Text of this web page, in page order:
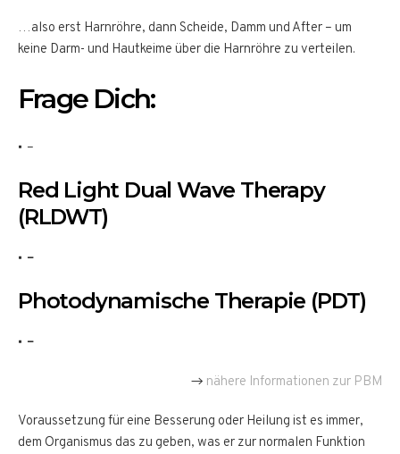
…also erst Harnröhre, dann Scheide, Damm und After – um
keine Darm- und Hautkeime über die Harnröhre zu verteilen.
Frage Dich:
–
Red Light Dual Wave Therapy
(RLDWT)
–
Photodynamische Therapie (PDT)
–
→ nähere Informationen zur PBM
Voraussetzung für eine Besserung oder Heilung ist es immer,
dem Organismus das zu geben, was er zur normalen Funktion